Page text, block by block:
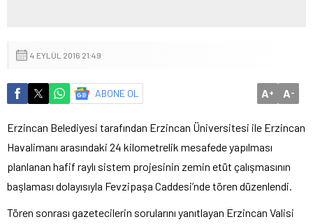
4 EYLÜL 2016 21:49
ABONE OL A+ A-
Erzincan Belediyesi tarafından Erzincan Üniversitesi ile Erzincan
Havalimanı arasındaki 24 kilometrelik mesafede yapılması
planlanan hafif raylı sistem projesinin zemin etüt çalışmasının
başlaması dolayısıyla Fevzipaşa Caddesi’nde tören düzenlendi.
Tören sonrası gazetecilerin sorularını yanıtlayan Erzincan Valisi